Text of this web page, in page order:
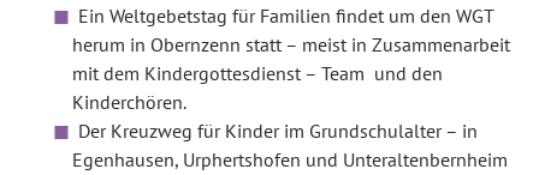
Ein Weltgebetstag für Familien findet um den WGT
herum in Obernzenn statt – meist in Zusammenarbeit
mit dem Kindergottesdienst – Team und den
Kinderchören.
Der Kreuzweg für Kinder im Grundschulalter – in
Egenhausen, Urphertshofen und Unteraltenbernheim